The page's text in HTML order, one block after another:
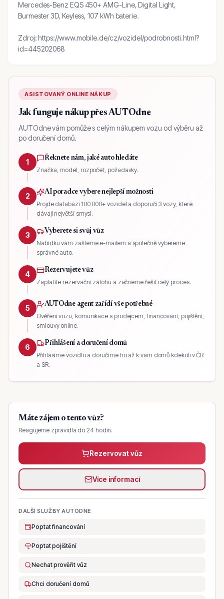
Mercedes-Benz EQS 450+ AMG-Line, Digital Light,
Burmester 3D, Keyless, 107 kWh baterie.
Zdroj: https://www.mobile.de/cz/vozidel/podrobnosti.html?
id=445202068
ASISTOVANÝ ONLINE NÁKUP
Jak funguje nákup přes AUTOdne
AUTOdne vám pomůže s celým nákupem vozu od výběru až
po doručení domů.
1 Řeknete nám, jaké auto hledáte
Značka, model, rozpočet, požadavky.
2 AI poradce vybere nejlepší možnosti
Projde databázi 100 000+ vozidel a doporučí 3 vozy, které
dávají největší smysl.
3 Vyberete si svůj vůz
Nabídku vám zašleme e-mailem a společně vybereme
správné auto.
4 Rezervujete vůz
Zaplatíte rezervační zálohu a začneme řešit celý proces.
5 AUTOdne agent zařídí vše potřebné
Ověření vozu, komunikace s prodejcem, financování, pojištění,
smlouvy online.
6 Přihlášení a doručení domů
Přihlásíme vozidlo a doručíme ho až k vám domů kdekoli v ČR
a SR.
Máte zájem o tento vůz?
Reagujeme zpravidla do 24 hodin.
Rezervovat vůz
Více informací
DALŠÍ SLUŽBY AUTODNE
Poptat financování
Poptat pojištění
Nechat prověřit vůz
Chci doručení domů